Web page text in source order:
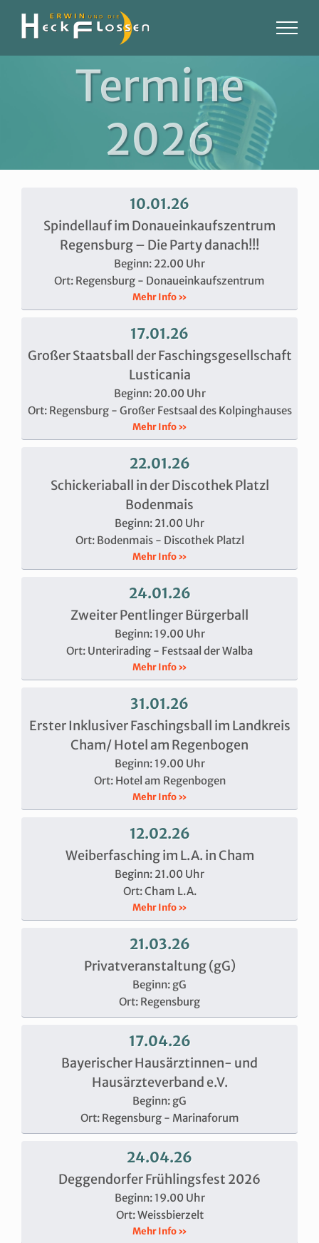
Inhalt
springen
Termine
2026
10.01.26
Spindellauf im Donaueinkaufszentrum
Regensburg – Die Party danach!!!
Beginn: 22.00 Uhr
Ort: Regensburg - Donaueinkaufszentrum
Mehr Info »
17.01.26
Großer Staatsball der Faschingsgesellschaft
Lusticania
Beginn: 20.00 Uhr
Ort: Regensburg - Großer Festsaal des Kolpinghauses
Mehr Info »
22.01.26
Schickeriaball in der Discothek Platzl
Bodenmais
Beginn: 21.00 Uhr
Ort: Bodenmais - Discothek Platzl
Mehr Info »
24.01.26
Zweiter Pentlinger Bürgerball
Beginn: 19.00 Uhr
Ort: Unterirading - Festsaal der Walba
Mehr Info »
31.01.26
Erster Inklusiver Faschingsball im Landkreis
Cham/ Hotel am Regenbogen
Beginn: 19.00 Uhr
Ort: Hotel am Regenbogen
Mehr Info »
12.02.26
Weiberfasching im L.A. in Cham
Beginn: 21.00 Uhr
Ort: Cham L.A.
Mehr Info »
21.03.26
Privatveranstaltung (gG)
Beginn: gG
Ort: Regensburg
17.04.26
Bayerischer Hausärztinnen- und
Hausärzteverband e.V.
Beginn: gG
Ort: Regensburg - Marinaforum
24.04.26
Deggendorfer Frühlingsfest 2026
Beginn: 19.00 Uhr
Ort: Weissbierzelt
Mehr Info »